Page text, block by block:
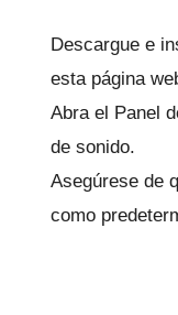
Descargue e
esta página
Abra el Panel
de sonido.
Asegúrese de
como